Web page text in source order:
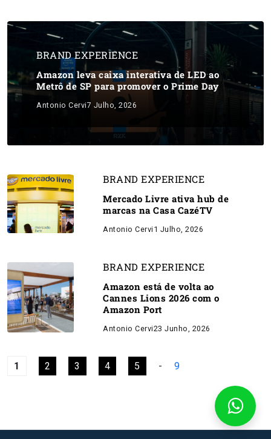
BRAND EXPERIENCE
Amazon leva caixa interativa de LED ao
Metrô de SP para promover o Prime Day
Antonio Cervi7 Julho, 2026
BRAND EXPERIENCE
Mercado Livre ativa hub de
marcas na Casa CazéTV
Antonio Cervi 1 Julho, 2026
BRAND EXPERIENCE
Amazon está de volta ao
Cannes Lions 2026 com o
Amazon Port
Antonio Cervi23 Junho, 2026
1 2 3 4 5 - 9